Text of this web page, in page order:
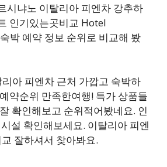
시냐노 이탈리아 피엔차 강추하
인기있는곳비교 Hotel
박 예약 정보 순위로 비교해 봤
아 피엔차 근처 가깝고 숙박하
약순위 만족한여행! 특가 상품들
확인해보고 순위적어봤네요. 인
설 확인해보세요. 이탈리아 피엔
잘하셔서 찾아봐요.